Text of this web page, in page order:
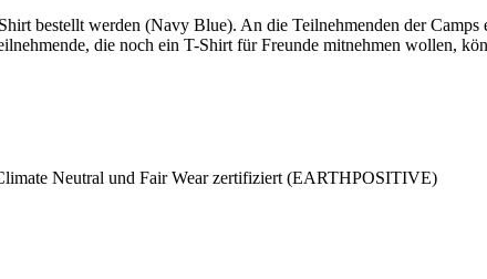
bestellt werden (Navy Blue). An die Teilnehmenden der
die noch ein T-Shirt für Freunde mitnehmen wollen,
Neutral und Fair Wear zertifiziert (EARTHPOSITIVE)